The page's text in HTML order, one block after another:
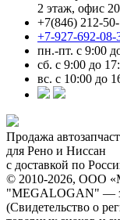
2 этаж, офис
+7(846) 212-
+7-927-692-08-
пн.-пт. с 9:00
сб. с 9:00 до
вс. с 10:00 до
Продажа
для Рено и Ниссан
с доставкой по
© 2010-2026, ООО
"MEGALOGAN" —
(Свидетельство о